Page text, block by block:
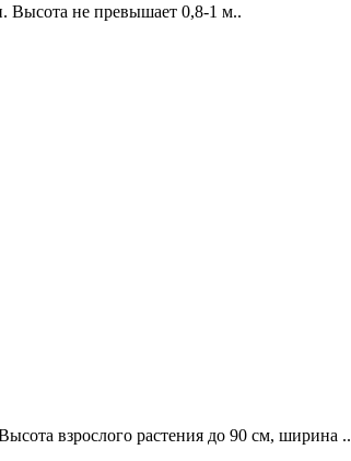
Высота не превышает 0,8-1 м..
взрослого растения до 90 см, ширина ..